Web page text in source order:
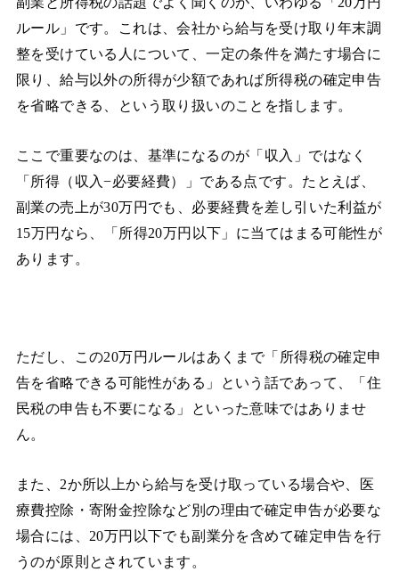
ルール」です。これは、会社から給与を受け取り年末調
整を受けている人について、一定の条件を満たす場合に
限り、給与以外の所得が少額であれば所得税の確定申告
を省略できる、という取り扱いのことを指します。
ここで重要なのは、基準になるのが「収入」ではなく
「所得（収入−必要経費）」である点です。たとえば、
副業の売上が30万円でも、必要経費を差し引いた利益が
15万円なら、「所得20万円以下」に当てはまる可能性が
あります。
ただし、この20万円ルールはあくまで「所得税の確定申
告を省略できる可能性がある」という話であって、「住
民税の申告も不要になる」といった意味ではありませ
ん。
また、2か所以上から給与を受け取っている場合や、医
療費控除・寄附金控除など別の理由で確定申告が必要な
場合には、20万円以下でも副業分を含めて確定申告を行
うのが原則とされています。